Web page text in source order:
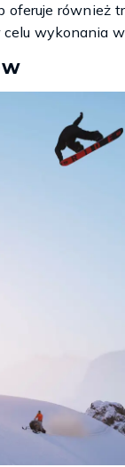
oferuje również
wykonania